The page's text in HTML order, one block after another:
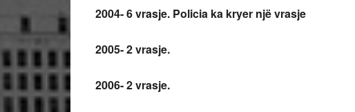
2004- 6 vrasje. Policia ka kryer një vrasje
2005- 2 vrasje.
2006- 2 vrasje.